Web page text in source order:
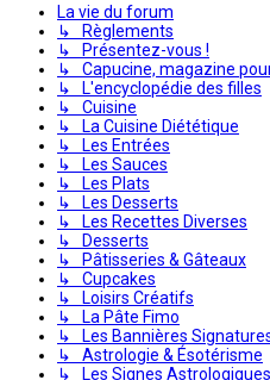
La vie du forum
↳ Règlements
↳ Présentez-vous !
↳ Capucine, magazine
↳ L'encyclopédie des filles
↳ Cuisine
↳ La Cuisine Diététique
↳ Les Entrées
↳ Les Sauces
↳ Les Plats
↳ Les Desserts
↳ Les Recettes Diverses
↳ Desserts
↳ Pâtisseries & Gâteaux
↳ Cupcakes
↳ Loisirs Créatifs
↳ La Pâte Fimo
↳ Les Bannières
↳ Astrologie & Ésotérisme
↳ Les Signes Astrologiques